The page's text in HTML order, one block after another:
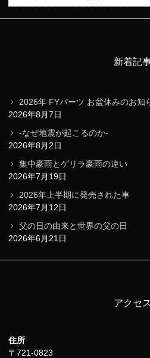
新着記
2026年 FYパーツ お盆休みのお知
2026年8月7日
-なぜ地震が起こるのか-
2026年8月2日
集中豪雨とゲリラ豪雨の違い
2026年7月19日
2026年上半期に発売された車
2026年7月12日
父の日の由来と世界の父の日
2026年6月21日
アクセス
住所
〒721-0823